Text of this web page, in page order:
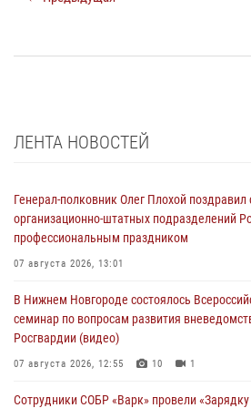
ЛЕНТА НОВОСТЕЙ
Генерал-полковник Олег Плохой поздравил
организационно-штатных подразделений
профессиональным праздником
07 августа 2026, 13:01
В Нижнем Новгороде состоялось
семинар по вопросам развития
Росгвардии (видео)
07 августа 2026, 12:55 10 1
Сотрудники СОБР «Варк» провели